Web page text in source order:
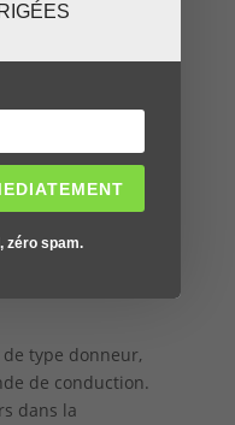
valence pour
type donneur,
de conduction.
dans la
zéro spam.